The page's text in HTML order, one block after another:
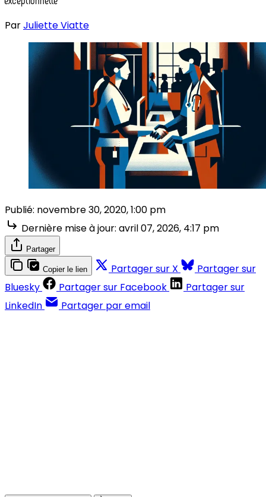
ParJuliette Viatte
Publié: novembre 30, 2020, 1:00 pm
Dernière mise à jour: avril 07, 2026, 4:17 pm
Partager
Copier le lien Partager sur X
Partager sur
Bluesky
Partager sur Facebook
Partager sur
LinkedIn
Partager par email